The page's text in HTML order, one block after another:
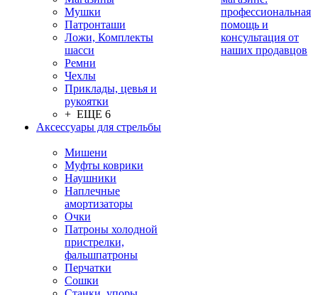
Мушки
Патронташи
Ложи, Комплекты
шасси
Ремни
Чехлы
Приклады, цевья и
рукоятки
+ ЕЩЕ 6
Аксессуары для стрельбы
Мишени
Муфты коврики
Наушники
Наплечные
амортизаторы
Очки
Патроны холодной
пристрелки,
фальшпатроны
Перчатки
Сошки
профессиональная
помощь и
консультация от
наших продавцов